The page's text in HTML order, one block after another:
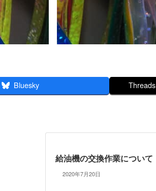
Bluesky Threads
給油機の交換作業について
2020年7月20日